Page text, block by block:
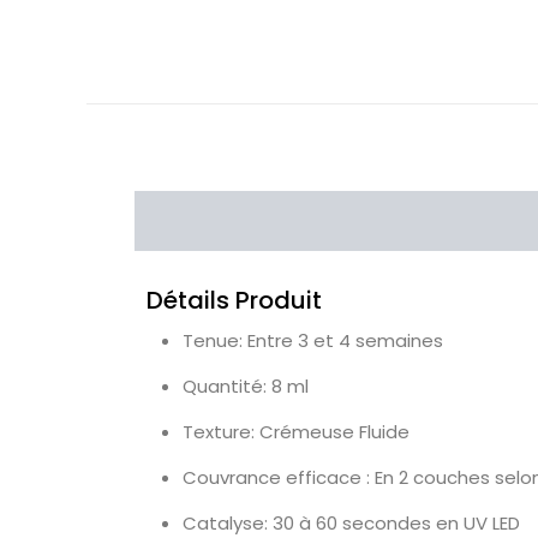
Détails Produit
Tenue: Entre 3 et 4 semaines
Quantité: 8 ml
Texture: Crémeuse Fluide
Couvrance efficace : En 2 couches
Catalyse: 30 à 60 secondes en UV LED